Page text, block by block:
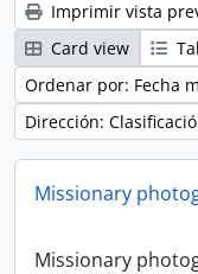
Imprimir vista
Card view
Ordenar por: Fecha
Dirección:
Missionary
Missionary